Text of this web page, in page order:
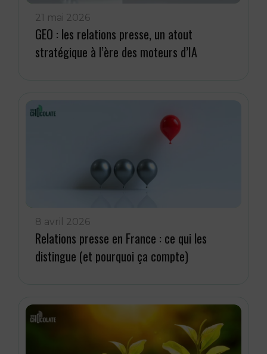
21 mai 2026
GEO : les relations presse, un atout
stratégique à l’ère des moteurs d’IA
8 avril 2026
Relations presse en France : ce qui les
distingue (et pourquoi ça compte)